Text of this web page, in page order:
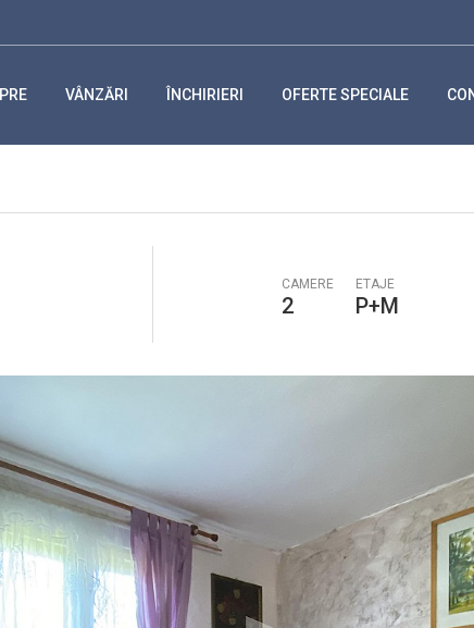
VÂNZĂRI ÎNCHIRIERI OFERTE SPECIALE
CAMERE
2
ETAJE
P+M